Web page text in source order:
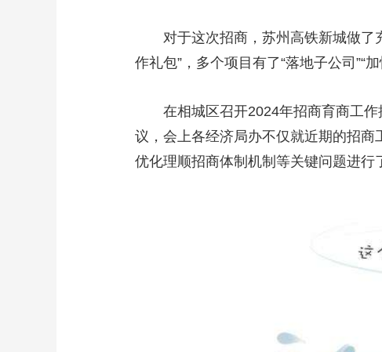
对于这次招商，苏州高铁新城做了充
作礼包”，多个项目有了“落地子公司”“
在相城区召开2024年招商育商工作
议，会上各经济局办不仅就近期的招商
优化理顺招商体制机制等关键问题进行